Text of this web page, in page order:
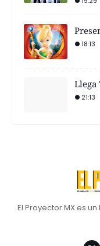
18:13
Llega
21:13
El Proyector MX es